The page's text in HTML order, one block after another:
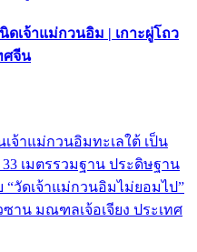
เจ้าแม่กวนอิม | เกาะผู่โถว
ศจีน
จ้าแม่กวนอิมทะเลใต้ เป็น
เมตรรวมฐาน ประดิษฐาน
วัดเจ้าแม่กวนอิมไม่ยอมไป”
าน มณฑลเจ้อเจียง ประเทศ